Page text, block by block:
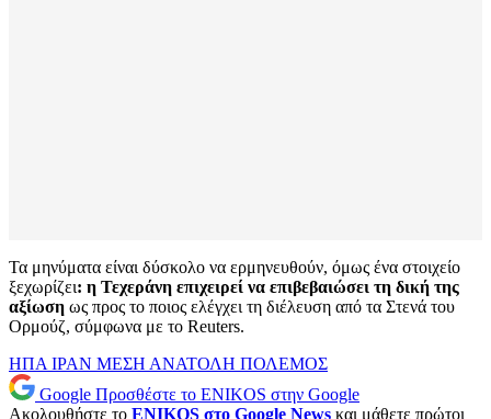
Τα μηνύματα είναι δύσκολο να ερμηνευθούν, όμως ένα στοιχείο
ξεχωρίζει: η Τεχεράνη επιχειρεί να επιβεβαιώσει τη δική της
αξίωση ως προς το ποιος ελέγχει τη διέλευση από τα Στενά του
Ορμούζ, σύμφωνα με το Reuters.
ΗΠΑ ΙΡΑΝ ΜΕΣΗ ΑΝΑΤΟΛΗ ΠΟΛΕΜΟΣ
Google Προσθέστε το ENIKOS στην Google
Ακολουθήστε το ENIKOS στο Google News και μάθετε πρώτοι